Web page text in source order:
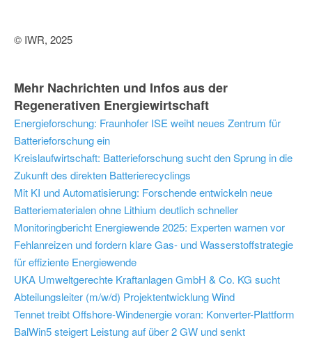
© IWR, 2025
Mehr Nachrichten und Infos aus der
Regenerativen Energiewirtschaft
Energieforschung: Fraunhofer ISE weiht neues Zentrum für
Batterieforschung ein
Kreislaufwirtschaft: Batterieforschung sucht den Sprung in die
Zukunft des direkten Batterierecyclings
Mit KI und Automatisierung: Forschende entwickeln neue
Batteriematerialen ohne Lithium deutlich schneller
Monitoringbericht Energiewende 2025: Experten warnen vor
Fehlanreizen und fordern klare Gas- und Wasserstoffstrategie
für effiziente Energiewende
UKA Umweltgerechte Kraftanlagen GmbH & Co. KG sucht
Abteilungsleiter (m/w/d) Projektentwicklung Wind
Tennet treibt Offshore-Windenergie voran: Konverter-Plattform
BalWin5 steigert Leistung auf über 2 GW und senkt